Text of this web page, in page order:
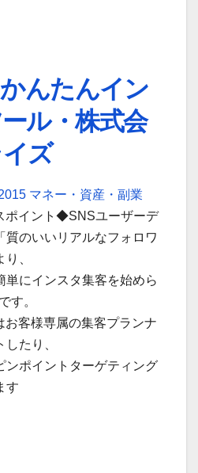
かんたんイン
ル・株式会
ズ
マネー・資産・副業
ポイント◆SNSユーザーデ
質のいいリアルなフォロワ
、
単にインスタ集客を始めら
す。
お客様専属の集客プランナ
たり、
ンポイントターゲティング
す